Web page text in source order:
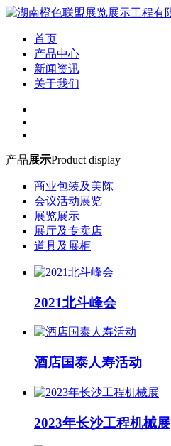
首页
产品中心
新闻资讯
关于我们
产品展示Product display
商业包装及美陈
会议活动展览
展览展示
展厅及专卖店
道具及展柜
2021北斗峰会
酒店国泰人寿活动
2023年长沙工程机械展